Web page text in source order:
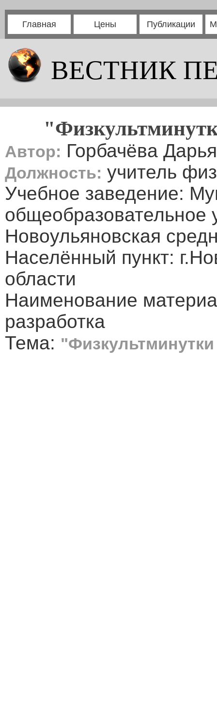
Главная Цены Публикации
ВЕСТНИК
Автор: Горбачёва
Должность: учитель
Учебное заведение:
общеобразовательное
Новоульяновская
Населённый пункт:
области
Наименование
разработка
Тема: